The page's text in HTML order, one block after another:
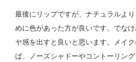
最後にリップですが、ナチュラルよ
めに色があった方が良いです。でな
ヤ感を出すと良いと思います。メイ
ば、ノーズシャドーやコントーリン